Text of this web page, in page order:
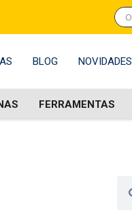
BLOG NOVIDADES
FERRAMENTAS